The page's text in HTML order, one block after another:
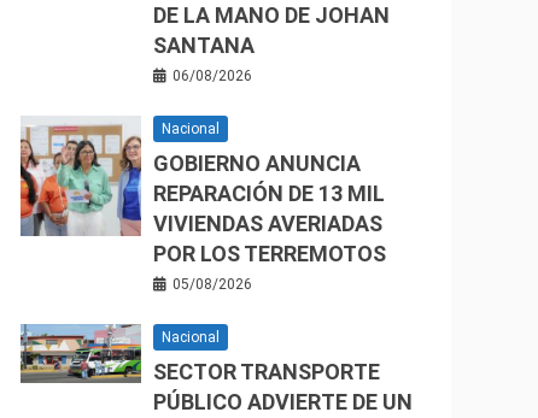
DE LA MANO DE JOHAN
SANTANA
06/08/2026
Nacional
GOBIERNO ANUNCIA
REPARACIÓN DE 13 MIL
VIVIENDAS AVERIADAS
POR LOS TERREMOTOS
05/08/2026
Nacional
SECTOR TRANSPORTE
PÚBLICO ADVIERTE DE UN